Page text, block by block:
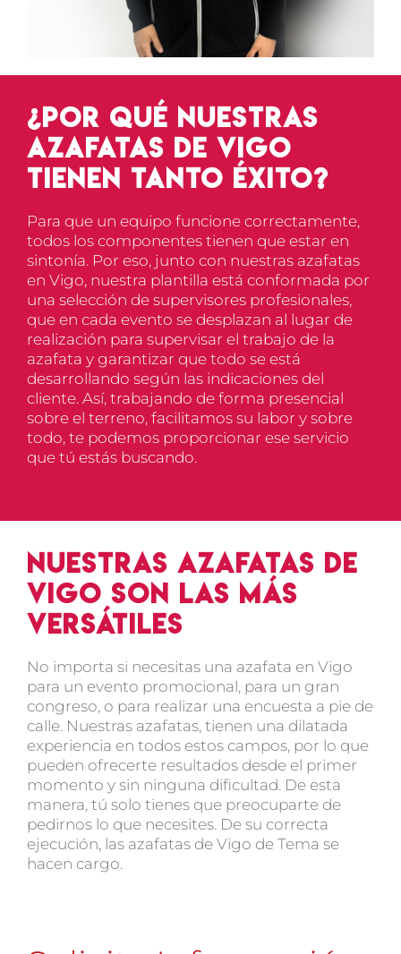
¿Por qué nuestras
azafatas de Vigo
tienen tanto éxito?
Para que un equipo funcione correctamente,
todos los componentes tienen que estar en
sintonía. Por eso, junto con nuestras azafatas
en Vigo, nuestra plantilla está conformada por
una selección de supervisores profesionales,
que en cada evento se desplazan al lugar de
realización para supervisar el trabajo de la
azafata y garantizar que todo se está
desarrollando según las indicaciones del
cliente. Así, trabajando de forma presencial
sobre el terreno, facilitamos su labor y sobre
todo, te podemos proporcionar ese servicio
que tú estás buscando.
Nuestras azafatas de
Vigo son las más
versátiles
No importa si necesitas una azafata en Vigo
para un evento promocional, para un gran
congreso, o para realizar una encuesta a pie de
calle. Nuestras azafatas, tienen una dilatada
experiencia en todos estos campos, por lo que
pueden ofrecerte resultados desde el primer
momento y sin ninguna dificultad. De esta
manera, tú solo tienes que preocuparte de
pedirnos lo que necesites. De su correcta
ejecución, las azafatas de Vigo de Tema se
hacen cargo.